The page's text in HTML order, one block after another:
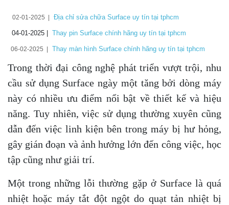
02-01-2025 | Địa chỉ sửa chữa Surface uy tín tại tphcm
04-01-2025 | Thay pin Surface chính hãng uy tín tại tphcm
06-02-2025 | Thay màn hình Surface chính hãng uy tín tại tphcm
Trong thời đại công nghệ phát triển vượt trội, nhu
cầu sử dụng Surface ngày một tăng bởi dòng máy
này có nhiều ưu điểm nổi bật về thiết kế và hiệu
năng. Tuy nhiên, việc sử dụng thường xuyên cũng
dẫn đến việc linh kiện bên trong máy bị hư hỏng,
gây gián đoạn và ảnh hưởng lớn đến công việc, học
tập cũng như giải trí.
Một trong những lỗi thường gặp ở Surface là quá
nhiệt hoặc máy tắt đột ngột do quạt tản nhiệt bị